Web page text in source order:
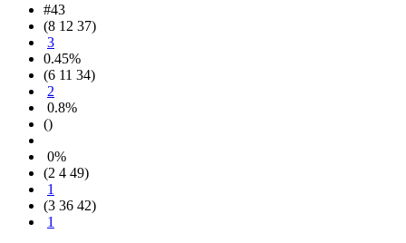
#43
(8 12 37)
3
0.45%
(6 11 34)
2
0.8%
()
0%
(2 4 49)
1
(3 36 42)
1